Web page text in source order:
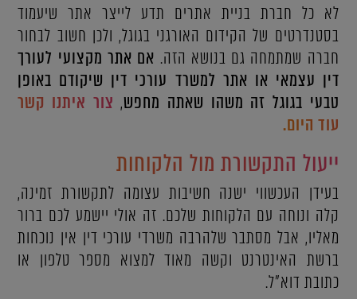
לא כל חברת בניית אתרים תדע לייצר אתר שיעמוד
בסטנדרטים של הקידום האורגני בגוגל, ולכן חשוב לבחור
חברה שמתמחה גם בנושא הזה. אם אתר מקצועי לעורך
דין עצמאי או אתר למשרד עורכי דין שיקודם באופן
טבעי בגוגל זה משהו שאתה מחפש, צור איתנו קשר
עוד היום.
ייעול התקשורת מול הלקוחות
בעידן העכשווי ישנה חשיבות עצומה לתקשורת זמינה,
קלה ונוחה עם הלקוחות שלכם. זה אולי יישמע לכם ברור
מאליו, אבל מסתבר שלהרבה משרדי עורכי דין אין נוכחות
ברשת האינטרנט וקשה מאוד למצוא מספר טלפון או
כתובת דוא”ל.